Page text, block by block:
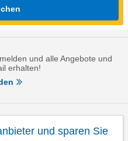
und alle Angebote und
erhalten!
und sparen Sie